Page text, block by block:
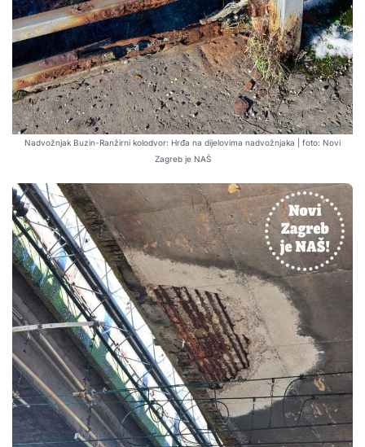
Nadvožnjak Buzin-Ranžirni kolodvor: Hrđa na dijelovima nadvožnjaka | foto: Novi
Zagreb je NAŠ